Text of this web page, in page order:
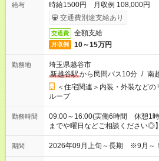
給与
時給1500円 月収例 108,000円
交通費別途支給あり
交通費 全額支給
月収例 10～15万円
勤務地
埼玉県越谷市
新越谷駅から民間バス10分 / 南
＜住宅関連＞内装・外装など
ループ
勤務時間
09:00～16:00(実働6時間 休憩1
までや曜日などご相談ください◎】
期間 2026年09月上旬～長期 ※9月～！